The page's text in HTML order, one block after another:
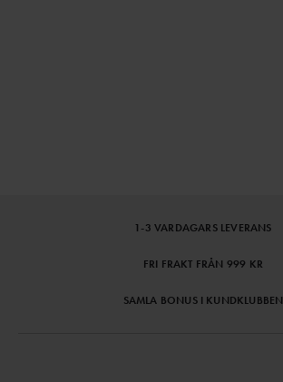
1-3 VARDAGARS LEVERANS
FRI FRAKT FRÅN 999 KR
SAMLA BONUS I KUNDKLUBBEN